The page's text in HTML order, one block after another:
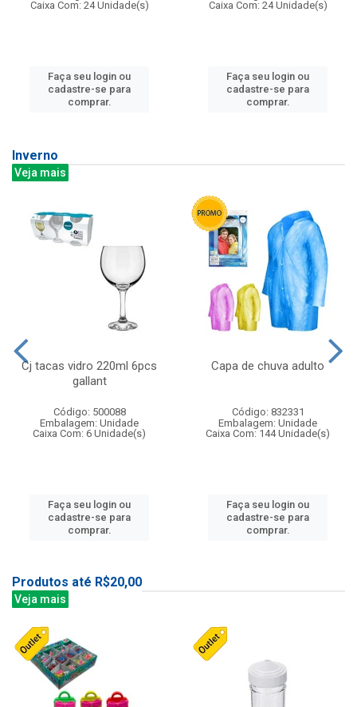
Caixa Com: 24 Unidade(s)
Faça seu login ou
cadastre-se para
comprar.
Caixa Com: 24 Unidade(s)
Faça seu login ou
cadastre-se para
comprar.
Inverno
Veja mais
Cj tacas vidro 220ml 6pcs
gallant
Código: 500088
Embalagem: Unidade
Caixa Com: 6 Unidade(s)
Faça seu login ou
cadastre-se para
comprar.
Capa de chuva adulto
Código: 832331
Embalagem: Unidade
Caixa Com: 144 Unidade(s)
Faça seu login ou
cadastre-se para
comprar.
Produtos até R$20,00
Veja mais